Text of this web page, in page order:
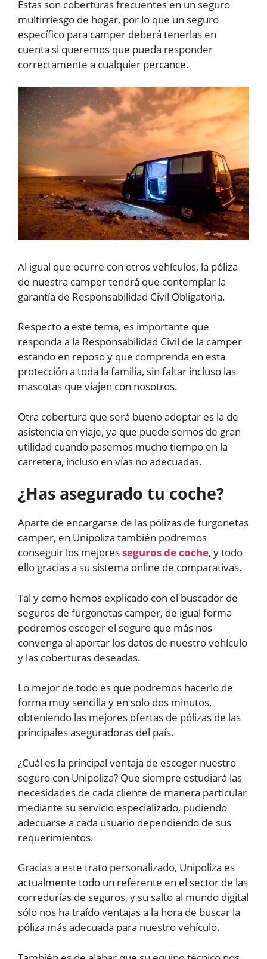
Estas son coberturas frecuentes en un seguro
multirriesgo de hogar, por lo que un seguro
específico para camper deberá tenerlas en
cuenta si queremos que pueda responder
correctamente a cualquier percance.
Al igual que ocurre con otros vehículos, la póliza
de nuestra camper tendrá que contemplar la
garantía de Responsabilidad Civil Obligatoria.
Respecto a este tema, es importante que
responda a la Responsabilidad Civil de la camper
estando en reposo y que comprenda en esta
protección a toda la familia, sin faltar incluso las
mascotas que viajen con nosotros.
Otra cobertura que será bueno adoptar es la de
asistencia en viaje, ya que puede sernos de gran
utilidad cuando pasemos mucho tiempo en la
carretera, incluso en vías no adecuadas.
¿Has asegurado tu coche?
Aparte de encargarse de las pólizas de furgonetas
camper, en Unipoliza también podremos
conseguir los mejoresseguros de coche, y todo
ello gracias a su sistema online de comparativas.
Tal y como hemos explicado con el buscador de
seguros de furgonetas camper, de igual forma
podremos escoger el seguro que más nos
convenga al aportar los datos de nuestro vehículo
y las coberturas deseadas.
Lo mejor de todo es que podremos hacerlo de
forma muy sencilla y en solo dos minutos,
obteniendo las mejores ofertas de pólizas de las
principales aseguradoras del país.
¿Cuál es la principal ventaja de escoger nuestro
seguro con Unipoliza? Que siempre estudiará las
necesidades de cada cliente de manera particular
mediante su servicio especializado, pudiendo
adecuarse a cada usuario dependiendo de sus
requerimientos.
Gracias a este trato personalizado, Unipoliza es
actualmente todo un referente en el sector de las
corredurías de seguros, y su salto al mundo digital
sólo nos ha traído ventajas a la hora de buscar la
póliza más adecuada para nuestro vehículo.